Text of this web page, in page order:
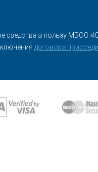
средства в пользу МБОО
договора